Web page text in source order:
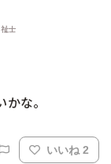
士
な。
いいね 2